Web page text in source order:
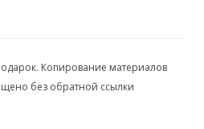
Копирование материалов
без обратной ссылки